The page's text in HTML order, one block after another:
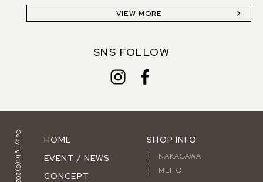
VIEW MORE
SNS FOLLOW
HOME
EVENT / NEWS
CONCEPT
SHOP INFO
NAKAGAWA
MEITO